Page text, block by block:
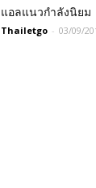
แอลแนวกำลังนิยม
Thailetgo - 03/09/